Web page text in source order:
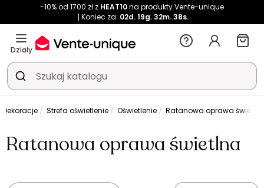
-10% od 1700 zł z HEAT10na produkty Vente-unique
Koniec za: 02d. 19g. 32m. 37s.
Działy
Dekoracje Strefa oświetlenie Oświetlenie Ratanowa oprawa
Ratanowa oprawa świetlna